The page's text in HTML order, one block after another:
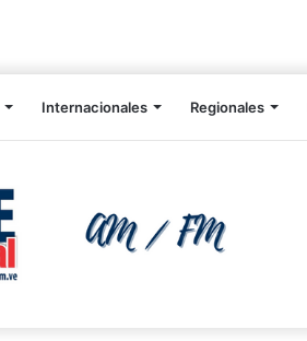
Internacionales Regionales